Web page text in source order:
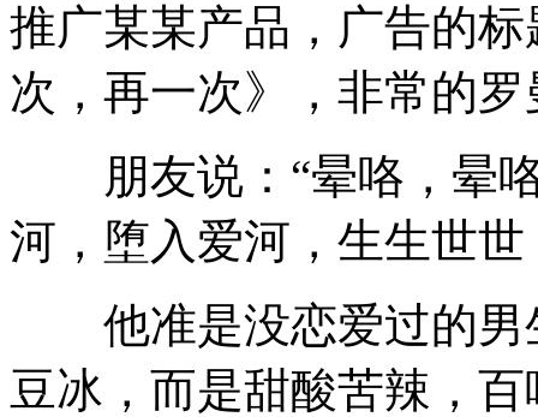
推广某某产品，广告的
次，再一次》，非常的
朋友说：“晕咯，晕咯
河，堕入爱河，生生世
他准是没恋爱过的男
豆冰，而是甜酸苦辣，